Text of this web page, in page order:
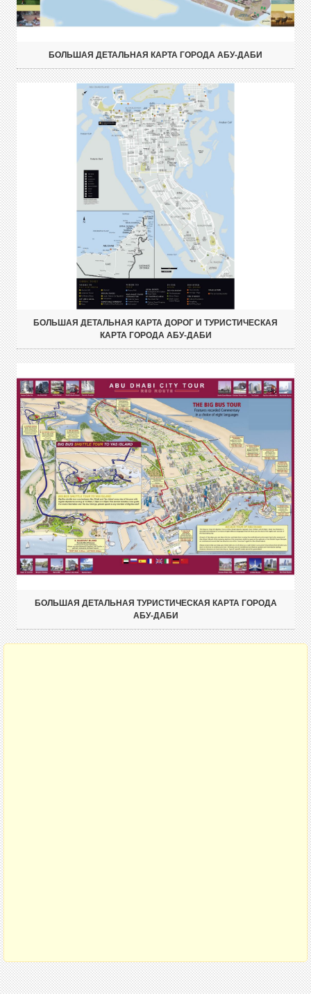
БОЛЬШАЯ ДЕТАЛЬНАЯ КАРТА ГОРОДА АБУ-ДАБИ
БОЛЬШАЯ ДЕТАЛЬНАЯ КАРТА ДОРОГ И ТУРИСТИЧЕСКАЯ
КАРТА ГОРОДА АБУ-ДАБИ
БОЛЬШАЯ ДЕТАЛЬНАЯ ТУРИСТИЧЕСКАЯ КАРТА ГОРОДА
АБУ-ДАБИ